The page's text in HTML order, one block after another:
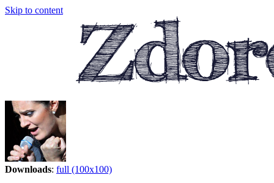
Skip to content
Downloads: full (100x100)